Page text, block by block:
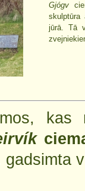
Gjógv
skulptūra
jūrā. Tā
kas